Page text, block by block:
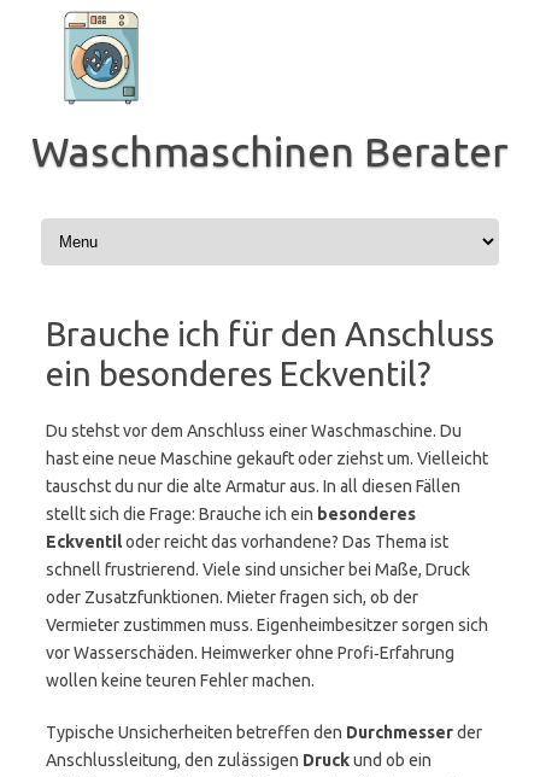
Inhalt
springen
Waschmaschinen Berater
Brauche ich für den Anschluss
ein besonderes Eckventil?
Du stehst vor dem Anschluss einer Waschmaschine. Du
hast eine neue Maschine gekauft oder ziehst um. Vielleicht
tauschst du nur die alte Armatur aus. In all diesen Fällen
stellt sich die Frage: Brauche ich ein besonderes
Eckventiloder reicht das vorhandene? Das Thema ist
schnell frustrierend. Viele sind unsicher bei Maße, Druck
oder Zusatzfunktionen. Mieter fragen sich, ob der
Vermieter zustimmen muss. Eigenheimbesitzer sorgen sich
vor Wasserschäden. Heimwerker ohne Profi‑Erfahrung
wollen keine teuren Fehler machen.
Typische Unsicherheiten betreffen den Durchmesserder
Anschlussleitung, den zulässigen Druckund ob ein